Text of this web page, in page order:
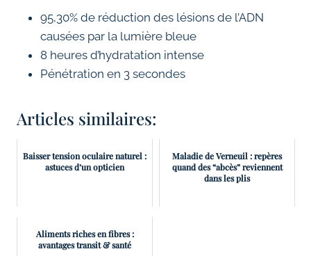
95,30% de réduction des lésions de l’ADN
causées par la lumière bleue
8 heures d’hydratation intense
Pénétration en 3 secondes
Articles similaires:
Baisser tension oculaire naturel :
astuces d’un opticien
Maladie de Verneuil : repères
quand des “abcès” reviennent
dans les plis
Aliments riches en fibres :
avantages transit & santé